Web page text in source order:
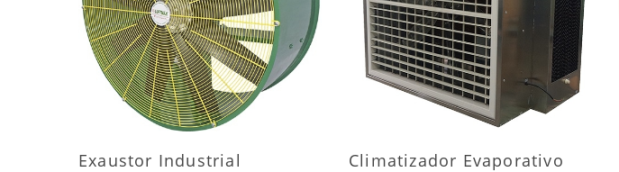
MAIS INFORMAÇÕES
Exaustor Industrial
MAIS INFORMAÇÕES
Climatizador Evaporativo